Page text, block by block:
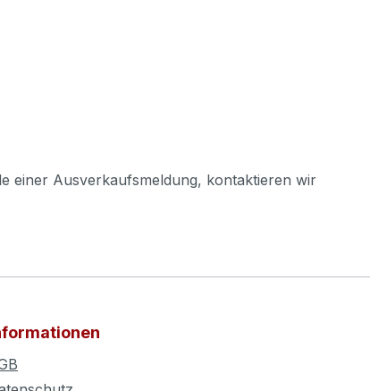
einer Ausverkaufsmeldung, kontaktieren wir